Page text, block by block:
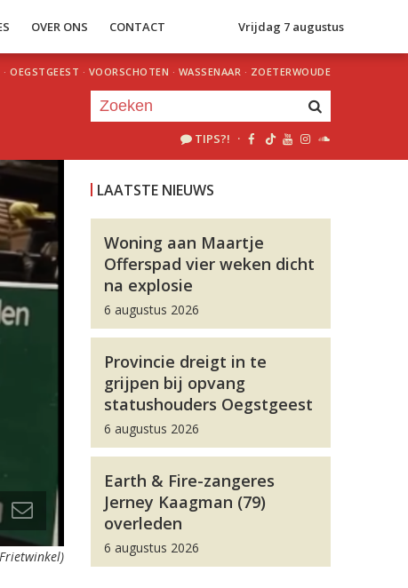
OVER ONS CONTACT Vrijdag 7 augustus
· OEGSTGEEST · VOORSCHOTEN · WASSENAAR · ZOETERWOUDE
TIPS?! ·
LAATSTE NIEUWS
Woning aan Maartje
Offerspad vier weken dicht
na explosie
6 augustus 2026
Provincie dreigt in te
grijpen bij opvang
statushouders Oegstgeest
6 augustus 2026
Earth & Fire-zangeres
Jerney Kaagman (79)
overleden
6 augustus 2026